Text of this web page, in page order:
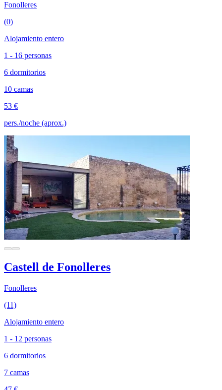
Fonolleres
(0)
Alojamiento entero
1 - 16 personas
6 dormitorios
10 camas
53 €
pers./noche (aprox.)
Castell de Fonolleres
Fonolleres
(11)
Alojamiento entero
1 - 12 personas
6 dormitorios
7 camas